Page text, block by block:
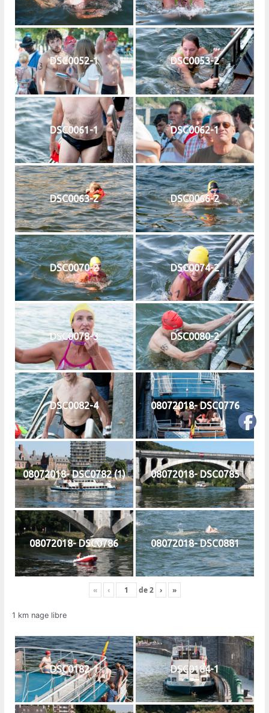
DSC0052-1 DSC0053-2
DSC0061-1 DSC0062-1
DSC0063-2 DSC0066-2
DSC0070-2 DSC0074-2
DSC0078-3 DSC0080-2
DSC0082-4 08072018- DSC0776
08072018- DSC0782 (1) 08072018- DSC0785
08072018- DSC0786 08072018- DSC0881
« ‹ de2 › »
1 km nage libre
DSC0182-1 DSC0184-1